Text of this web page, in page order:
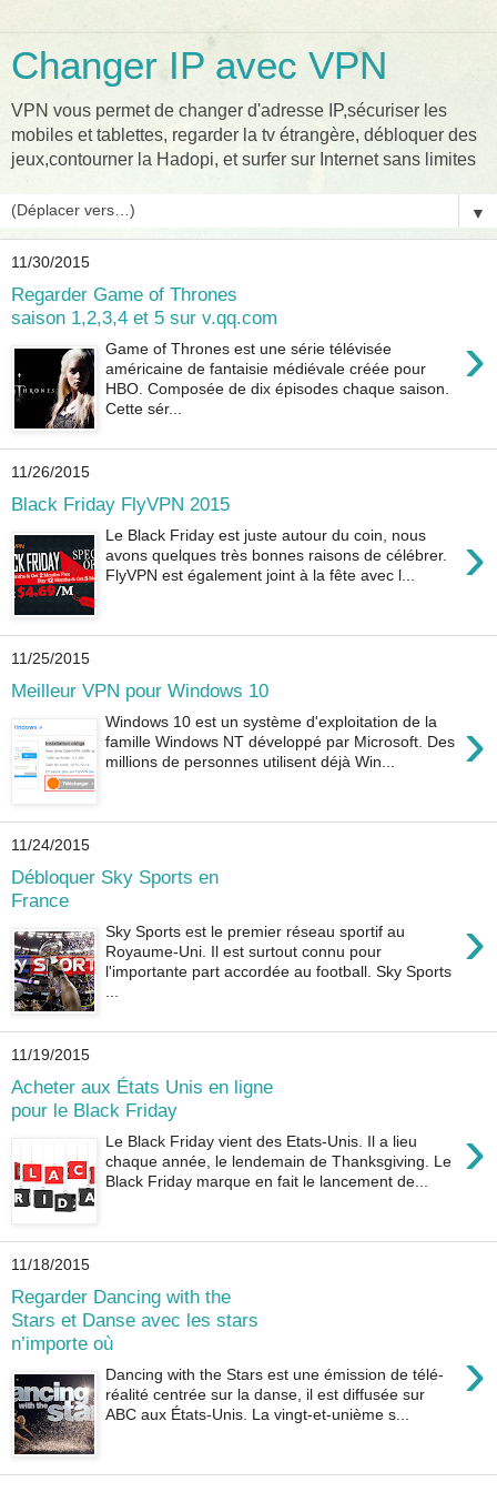
Changer IP avec VPN
VPN vous permet de changer d'adresse IP,sécuriser les
mobiles et tablettes, regarder la tv étrangère, débloquer des
jeux,contourner la Hadopi, et surfer sur Internet sans limites
▼
11/30/2015
Regarder Game of Thrones
saison 1,2,3,4 et 5 sur v.qq.com
›
Game of Thrones est une série télévisée
américaine de fantaisie médiévale créée pour
HBO. Composée de dix épisodes chaque saison.
Cette sér...
11/26/2015
Black Friday FlyVPN 2015
›
Le Black Friday est juste autour du coin, nous
avons quelques très bonnes raisons de célébrer.
FlyVPN est également joint à la fête avec l...
11/25/2015
Meilleur VPN pour Windows 10
›
Windows 10 est un système d'exploitation de la
famille Windows NT développé par Microsoft. Des
millions de personnes utilisent déjà Win...
11/24/2015
Débloquer Sky Sports en
France
›
Sky Sports est le premier réseau sportif au
Royaume-Uni. Il est surtout connu pour
l'importante part accordée au football. Sky Sports
...
11/19/2015
Acheter aux États Unis en ligne
pour le Black Friday
›
Le Black Friday vient des Etats-Unis. Il a lieu
chaque année, le lendemain de Thanksgiving. Le
Black Friday marque en fait le lancement de...
11/18/2015
Regarder Dancing with the
Stars et Danse avec les stars
n’importe où
›
Dancing with the Stars est une émission de télé-
réalité centrée sur la danse, il est diffusée sur
ABC aux États-Unis. La vingt-et-unième s...